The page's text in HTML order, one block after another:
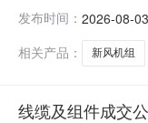
冷链物流
件-山西一
发布时间： 2026-08-
相关产品：
新风机组
线缆及组件成交